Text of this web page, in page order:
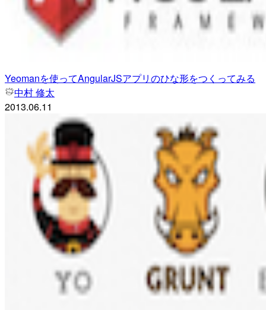
Yeomanを使ってAngularJSアプリのひな形をつくってみる
中村 修太
2013.06.11